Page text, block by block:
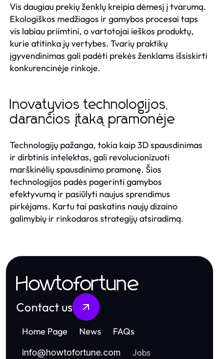
Vis daugiau prekių ženklų kreipia dėmesį į tvarumą.
Ekologiškos medžiagos ir gamybos procesai taps
vis labiau priimtini, o vartotojai ieškos produktų,
kurie atitinka jų vertybes. Tvarių praktikų
įgyvendinimas gali padėti prekės ženklams išsiskirti
konkurencinėje rinkoje.
Inovatyvios technologijos,
darančios įtaką pramonėje
Technologijų pažanga, tokia kaip 3D spausdinimas
ir dirbtinis intelektas, gali revolucionizuoti
marškinėlių spausdinimo pramonę. Šios
technologijos padės pagerinti gamybos
efektyvumą ir pasiūlyti naujus sprendimus
pirkėjams. Kartu tai paskatins naujų dizaino
galimybių ir rinkodaros strategijų atsiradimą.
Howtofortune
Contact us
Home Page News FAQs
info@howtofortune.com Jobs